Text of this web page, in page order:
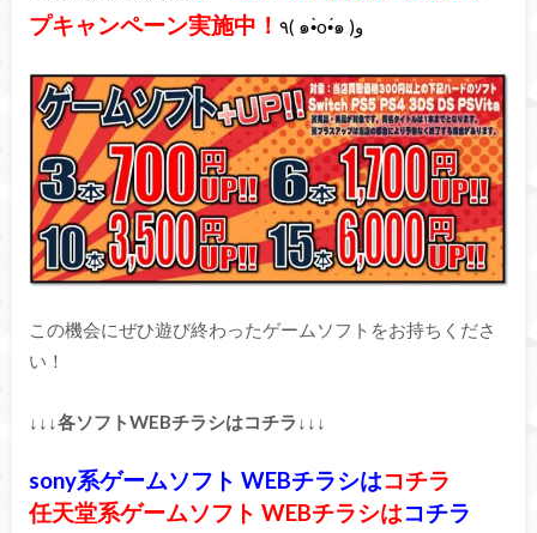
プキャンペーン実施中！
٩( ๑•̀o•́๑ )و
この機会にぜひ遊び終わったゲームソフトをお持ちくださ
い！
↓↓↓各ソフトWEBチラシはコチラ↓↓↓
sony系ゲームソフト WEBチラシはコチラ
任天堂系ゲームソフト WEBチラシはコチラ